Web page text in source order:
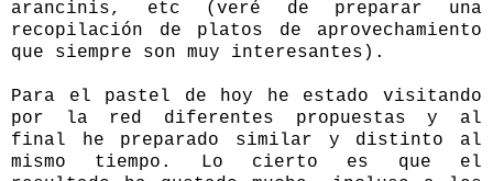
arancinis, etc (veré de preparar una
recopilación de platos de aprovechamiento
que siempre son muy interesantes).
Para el pastel de hoy he estado visitando
por la red diferentes propuestas y al
final he preparado similar y distinto al
mismo tiempo. Lo cierto es que el